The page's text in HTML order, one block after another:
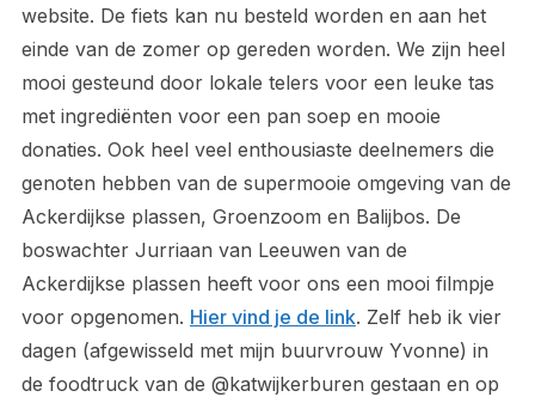
website. De fiets kan nu besteld worden en aan het
einde van de zomer op gereden worden. We zijn heel
mooi gesteund door lokale telers voor een leuke tas
met ingrediënten voor een pan soep en mooie
donaties. Ook heel veel enthousiaste deelnemers die
genoten hebben van de supermooie omgeving van de
Ackerdijkse plassen, Groenzoom en Balijbos. De
boswachter Jurriaan van Leeuwen van de
Ackerdijkse plassen heeft voor ons een mooi filmpje
voor opgenomen. Hier vind je de link. Zelf heb ik vier
dagen (afgewisseld met mijn buurvrouw Yvonne) in
de foodtruck van de @katwijkerburen gestaan en op